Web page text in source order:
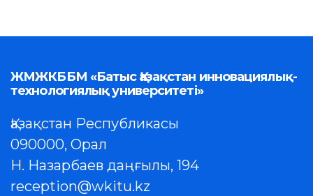
ЖМЖКББМ «Батыс Қазақстан инновациялық-
технологиялық университеті»
Қазақстан Республикасы
090000, Орал
Н. Назарбаев даңғылы, 194
reception@wkitu.kz